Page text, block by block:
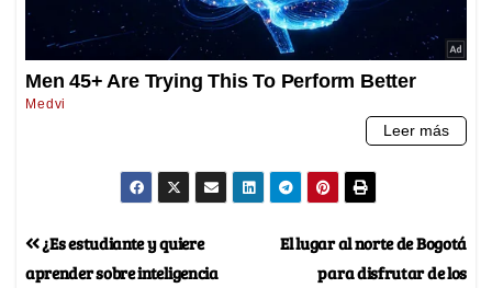
El lugar al norte de Bogotá
para disfrutar de los
¿Es estudiante y quiere
aprender sobre inteligencia